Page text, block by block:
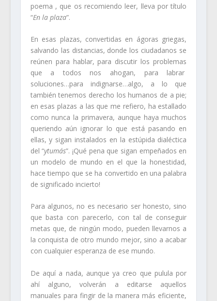
poema , que os recomiendo leer, lleva por título
“En la plaza”.
En esas plazas, convertidas en ágoras griegas,
salvando las distancias, donde los ciudadanos se
reúnen para hablar, para discutir los problemas
que a todos nos ahogan, para labrar
soluciones…para indignarse…algo, a lo que
también tenemos derecho los humanos de a pie;
en esas plazas a las que me refiero, ha estallado
como nunca la primavera, aunque haya muchos
queriendo aún ignorar lo que está pasando en
ellas, y sigan instalados en la estúpida dialéctica
del “ytumás”. ¡Qué pena que sigan empeñados en
un modelo de mundo en el que la honestidad,
hace tiempo que se ha convertido en una palabra
de significado incierto!
Para algunos, no es necesario ser honesto, sino
que basta con parecerlo, con tal de conseguir
metas que, de ningún modo, pueden llevarnos a
la conquista de otro mundo mejor, sino a acabar
con cualquier esperanza de ese mundo.
De aquí a nada, aunque ya creo que pulula por
ahí alguno, volverán a editarse aquellos
manuales para fingir de la manera más eficiente,